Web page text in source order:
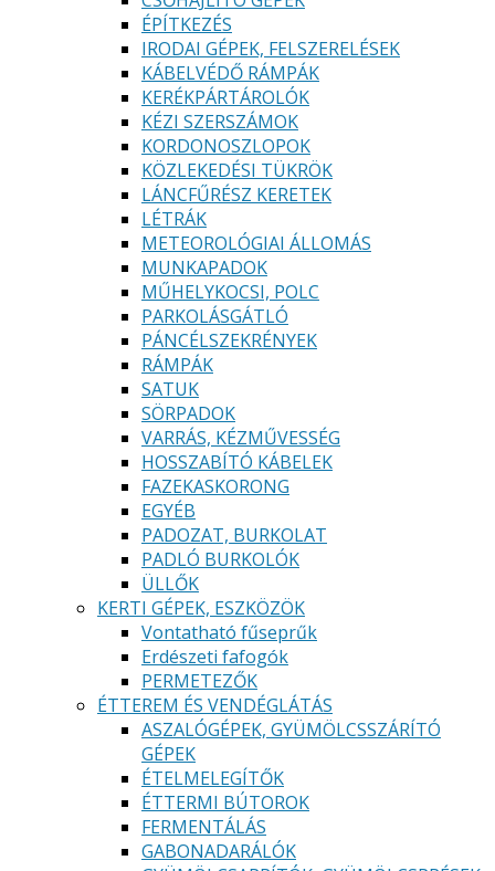
ÉPÍTKEZÉS
IRODAI GÉPEK, FELSZERELÉSEK
KÁBELVÉDŐ RÁMPÁK
KERÉKPÁRTÁROLÓK
KÉZI SZERSZÁMOK
KORDONOSZLOPOK
KÖZLEKEDÉSI TÜKRÖK
LÁNCFŰRÉSZ KERETEK
LÉTRÁK
METEOROLÓGIAI ÁLLOMÁS
MUNKAPADOK
MŰHELYKOCSI, POLC
PARKOLÁSGÁTLÓ
PÁNCÉLSZEKRÉNYEK
RÁMPÁK
SATUK
SÖRPADOK
VARRÁS, KÉZMŰVESSÉG
HOSSZABÍTÓ KÁBELEK
FAZEKASKORONG
EGYÉB
PADOZAT, BURKOLAT
PADLÓ BURKOLÓK
ÜLLŐK
KERTI GÉPEK, ESZKÖZÖK
Vontatható fűseprűk
Erdészeti fafogók
PERMETEZŐK
ÉTTEREM ÉS VENDÉGLÁTÁS
ASZALÓGÉPEK, GYÜMÖLCSSZÁRÍTÓ
GÉPEK
ÉTELMELEGÍTŐK
ÉTTERMI BÚTOROK
FERMENTÁLÁS
GABONADARÁLÓK